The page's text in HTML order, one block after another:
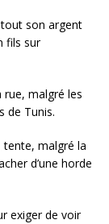
son argent
fils sur
malgré les
de Tunis.
malgré la
d’une horde
exiger de voir